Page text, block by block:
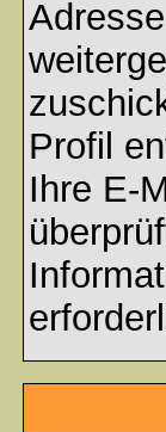
Profil
Ihre E-